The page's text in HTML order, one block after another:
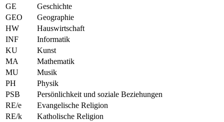
GE
Geschichte
GEO
Geographie
HW
Hauswirtschaft
INF
Informatik
KU
Kunst
MA
Mathematik
MU
Musik
PH
Physik
PSB
Persönlichkeit und soziale Beziehungen
RE/e
Evangelische Religion
RE/k
Katholische Religion